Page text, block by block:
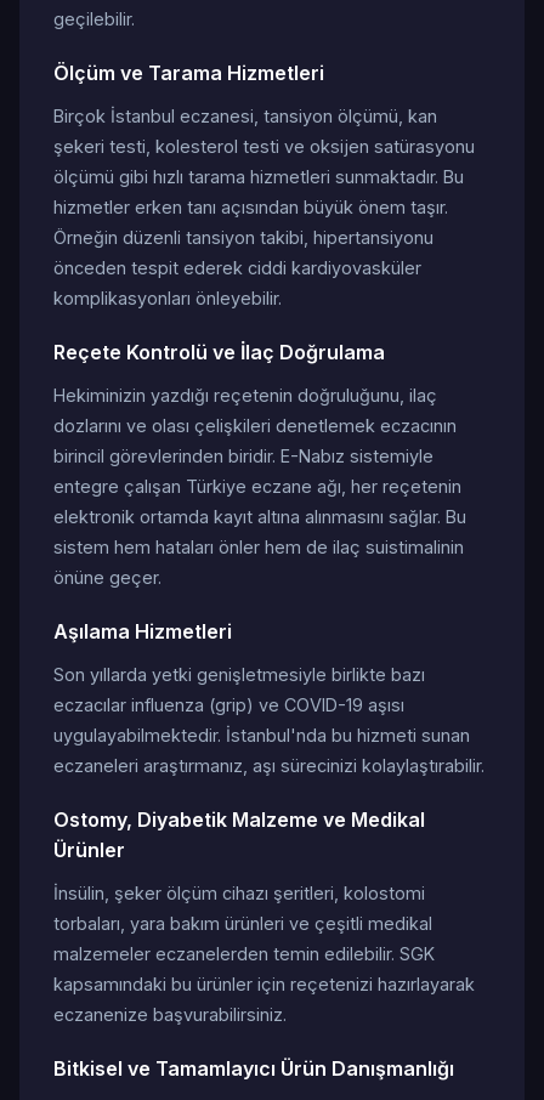
geçilebilir.
Ölçüm ve Tarama Hizmetleri
Birçok İstanbul eczanesi, tansiyon ölçümü, kan
şekeri testi, kolesterol testi ve oksijen satürasyonu
ölçümü gibi hızlı tarama hizmetleri sunmaktadır. Bu
hizmetler erken tanı açısından büyük önem taşır.
Örneğin düzenli tansiyon takibi, hipertansiyonu
önceden tespit ederek ciddi kardiyovasküler
komplikasyonları önleyebilir.
Reçete Kontrolü ve İlaç Doğrulama
Hekiminizin yazdığı reçetenin doğruluğunu, ilaç
dozlarını ve olası çelişkileri denetlemek eczacının
birincil görevlerinden biridir. E-Nabız sistemiyle
entegre çalışan Türkiye eczane ağı, her reçetenin
elektronik ortamda kayıt altına alınmasını sağlar. Bu
sistem hem hataları önler hem de ilaç suistimalinin
önüne geçer.
Aşılama Hizmetleri
Son yıllarda yetki genişletmesiyle birlikte bazı
eczacılar influenza (grip) ve COVID-19 aşısı
uygulayabilmektedir. İstanbul'nda bu hizmeti sunan
eczaneleri araştırmanız, aşı sürecinizi kolaylaştırabilir.
Ostomy, Diyabetik Malzeme ve Medikal
Ürünler
İnsülin, şeker ölçüm cihazı şeritleri, kolostomi
torbaları, yara bakım ürünleri ve çeşitli medikal
malzemeler eczanelerden temin edilebilir. SGK
kapsamındaki bu ürünler için reçetenizi hazırlayarak
eczanenize başvurabilirsiniz.
Bitkisel ve Tamamlayıcı Ürün Danışmanlığı